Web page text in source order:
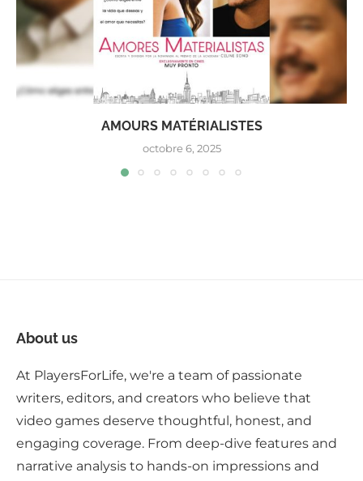
AMOURS MATÉRIALISTES
octobre 6, 2025
About us
At PlayersForLife, we're a team of passionate
writers, editors, and creators who believe that
video games deserve thoughtful, honest, and
engaging coverage. From deep-dive features and
narrative analysis to hands-on impressions and